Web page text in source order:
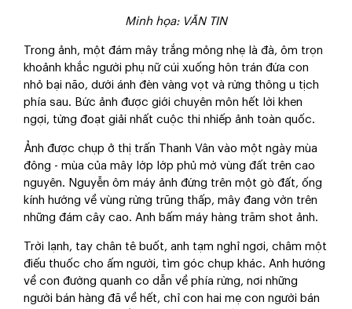
Minh họa: VĂN TIN
Trong ảnh, một đám mây trắng mỏng nhẹ là đà, ôm trọn
khoảnh khắc người phụ nữ cúi xuống hôn trán đứa con
nhỏ bại não, dưới ánh đèn vàng vọt và rừng thông u tịch
phía sau. Bức ảnh được giới chuyên môn hết lời khen
ngợi, từng đoạt giải nhất cuộc thi nhiếp ảnh toàn quốc.
Ảnh được chụp ở thị trấn Thanh Vân vào một ngày mùa
đông - mùa của mây lớp lớp phủ mờ vùng đất trên cao
nguyên. Nguyễn ôm máy ảnh đứng trên một gò đất, ống
kính hướng về vùng rừng trũng thấp, mây đang vờn trên
những đám cây cao. Anh bấm máy hàng trăm shot ảnh.
Trời lạnh, tay chân tê buốt, anh tạm nghỉ ngơi, châm một
điếu thuốc cho ấm người, tìm góc chụp khác. Anh hướng
về con đường quanh co dẫn về phía rừng, nơi những
người bán hàng đã về hết, chỉ con hai mẹ con người bán